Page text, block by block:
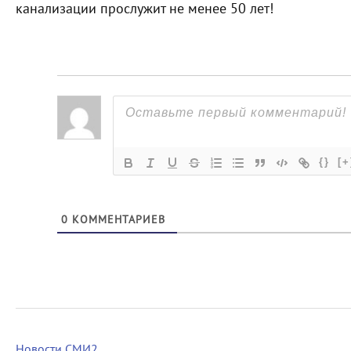
канализации прослужит не менее 50 лет!
{}
0 КОММЕНТАРИЕВ